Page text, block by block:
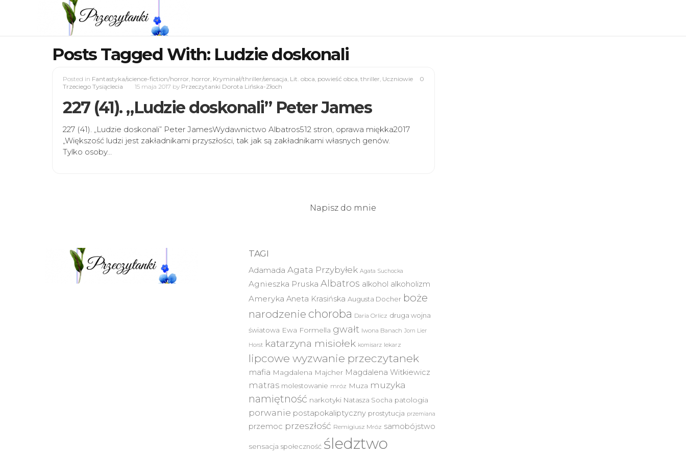
Posts Tagged With: Ludzie doskonali
0
Posted in Fantastyka/science-fiction/horror, horror, Kryminał/thriller/sensacja, Lit. obca, powieść obca, thriller, Uczniowie
Trzeciego Tysiąclecia
15 maja 2017 by Przeczytanki Dorota Lińska-Złoch
227 (41). „Ludzie doskonali” Peter James
227 (41). „Ludzie doskonali” Peter JamesWydawnictwo Albatros512 stron, oprawa miękka2017
„Większość ludzi jest zakładnikami przyszłości, tak jak są zakładnikami własnych genów.
Tylko osoby…
Napisz do mnie
TAGI
Adamada Agata Przybyłek Agata Suchocka
Agnieszka Pruska Albatros alkohol alkoholizm
Ameryka Aneta Krasińska Augusta Docher boże
narodzenie choroba Daria Orlicz druga wojna
światowa Ewa Formella gwałt Iwona Banach Jorn Lier
Horst katarzyna misiołek komisarz lekarz
lipcowe wyzwanie przeczytanek
mafia Magdalena Majcher Magdalena Witkiewicz
matras molestowanie mróz Muza muzyka
namiętność narkotyki Natasza Socha patologia
porwanie postapokaliptyczny prostytucja przemiana
przemoc przeszłość Remigiusz Mróz samobójstwo
sensacja społeczność śledztwo